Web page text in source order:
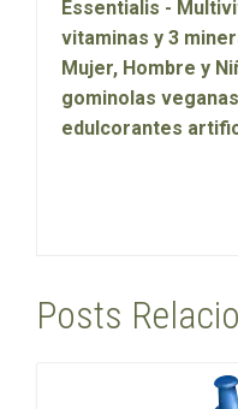
Essentialis -
vitaminas y 3
Mujer, Hombre y
gominolas
edulcorantes
Posts